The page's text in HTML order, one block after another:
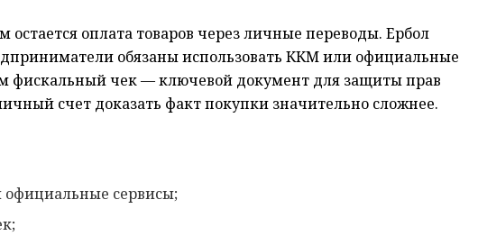
оплата товаров через личные переводы. Ербол
обязаны использовать ККМ или официальные
фискальный чек — ключевой документ для защиты прав
счет доказать факт покупки значительно сложнее.
официальные сервисы;